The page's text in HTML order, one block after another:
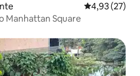
4,93 de uma
4,93 (27)
Manhattan Square